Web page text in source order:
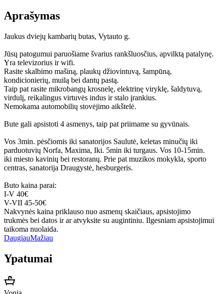
Aprašymas
Jaukus dviejų kambarių butas, Vytauto g.
Jūsų patogumui paruošiame švarius rankšluosčius, apvilktą patalynę.
Yra televizorius ir wifi.
Rasite skalbimo mašiną, plaukų džiovintuvą, šampūną,
kondicionierių, muilą bei dantų pastą.
Taip pat rasite mikrobangų krosnelę, elektrinę viryklę, šaldytuvą,
virdulį, reikalingus virtuvės indus ir stalo įrankius.
Nemokama automobilių stovėjimo aikštelė.
Bute gali apsistoti 4 asmenys, taip pat priimame su gyvūnais.
Vos 3min. pėsčiomis iki sanatorijos Saulutė, keletas minučių iki
parduotuvių Norfa, Maxima, Iki. 5min iki turgaus. Vos 10-15min.
iki miesto kavinių bei restoranų. Prie pat muzikos mokykla, sporto
centras, sanatorija Draugystė, hesburgeris.
Buto kaina parai:
I-V 40€
V-VII 45-50€
Nakvynės kaina priklauso nuo asmenų skaičiaus, apsistojimo
trukmės bei datos ir ar atvyksite su augintiniu. Ilgesniam apsistojimui
taikoma nuolaida.
DaugiauMažiau
Ypatumai